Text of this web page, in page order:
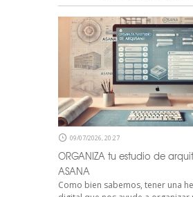
09/07/2026, 20:27
ORGANIZA tu estudio de
ASANA
Como bien sabemos, tener una